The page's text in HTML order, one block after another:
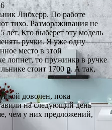
Либхерр. По работе
тихо. Размораживания не
лет. Кто выберет эту модель
ручки. Я уже одну
место в этой
лопнет, то пружинка в ручке
стоит 1700 р. А так,
доволен, пока
на следующий день
чем у них предложений,